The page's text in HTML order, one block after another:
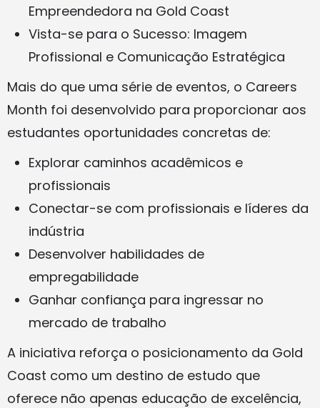
Empreendedora na Gold Coast
Vista-se para o Sucesso: Imagem
Profissional e Comunicação Estratégica
Mais do que uma série de eventos, o Careers
Month foi desenvolvido para proporcionar aos
estudantes oportunidades concretas de:
Explorar caminhos acadêmicos e
profissionais
Conectar-se com profissionais e líderes da
indústria
Desenvolver habilidades de
empregabilidade
Ganhar confiança para ingressar no
mercado de trabalho
A iniciativa reforça o posicionamento da Gold
Coast como um destino de estudo que
oferece não apenas educação de excelência,